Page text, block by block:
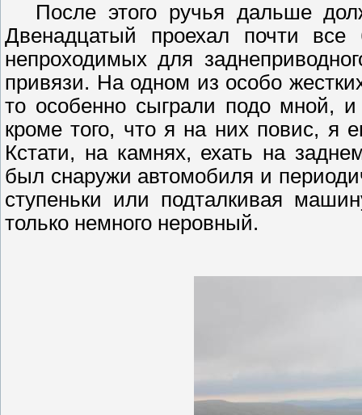
После этого ручья дальше
Двенадцатый проехал почти
непроходимых для
привязи. На одном из особо
то особенно сыграли подо мной,
кроме того, что я на них повис,
Кстати, на камнях, ехать на
был снаружи автомобиля и
ступеньки или подталкивая
только немного неровный.